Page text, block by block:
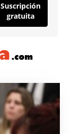
Suscripción
gratuita